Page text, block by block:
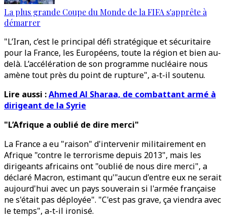
La plus grande Coupe du Monde de la FIFA s'apprête à
démarrer
"L’Iran, c’est le principal défi stratégique et sécuritaire
pour la France, les Européens, toute la région et bien au-
delà. L’accélération de son programme nucléaire nous
amène tout près du point de rupture", a-t-il soutenu.
Lire aussi :Ahmed Al Sharaa, de combattant armé à
dirigeant de la Syrie
"L’Afrique a oublié de dire merci"
La France a eu "raison" d'intervenir militairement en
Afrique "contre le terrorisme depuis 2013", mais les
dirigeants africains ont "oublié de nous dire merci", a
déclaré Macron, estimant qu'"aucun d'entre eux ne serait
aujourd'hui avec un pays souverain si l'armée française
ne s'était pas déployée". "C'est pas grave, ça viendra avec
le temps", a-t-il ironisé.